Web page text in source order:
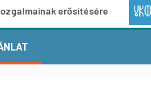
erősítésére